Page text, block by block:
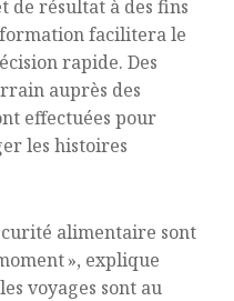
de résultat à des fins
facilitera le
rapide. Des
auprès des
effectuées pour
les histoires
alimentaire sont
», explique
voyages sont au